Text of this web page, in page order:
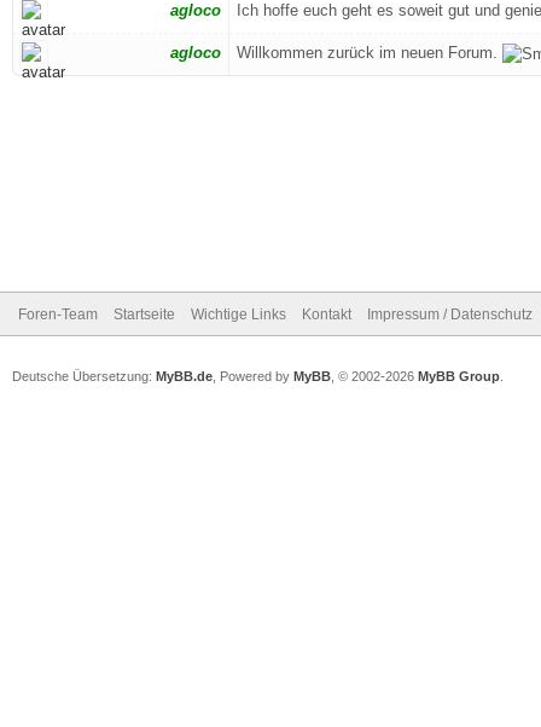
agloco Ich hoffe euch geht es soweit gut und
agloco Willkommen zurück im neuen Forum.
Foren-Team Startseite Wichtige Links Kontakt Impressum / Datenschutz
Deutsche Übersetzung: MyBB.de , Powered by MyBB , © 2002-2026 MyBB Group